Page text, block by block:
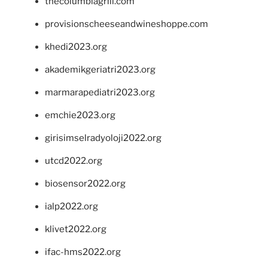
provisionscheeseandwineshoppe.com
khedi2023.org
akademikgeriatri2023.org
marmarapediatri2023.org
emchie2023.org
girisimselradyoloji2022.org
utcd2022.org
biosensor2022.org
ialp2022.org
klivet2022.org
ifac-hms2022.org